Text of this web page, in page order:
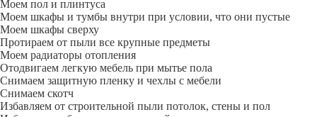
Моем пол и плинтуса
Моем шкафы и тумбы внутри при условии, что они пустые
Моем шкафы сверху
Протираем от пыли все крупные предметы
Моем радиаторы отопления
Отодвигаем легкую мебель при мытье пола
Снимаем защитную пленку и чехлы с мебели
Снимаем скотч
Избавляем от строительной пыли потолок, стены и пол